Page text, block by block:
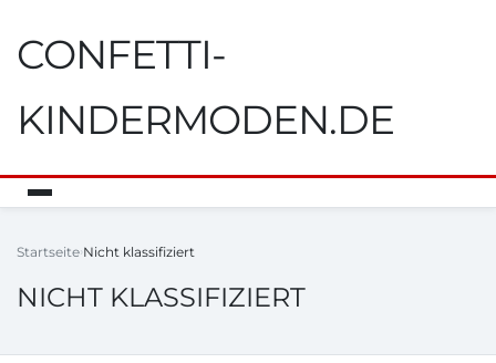
CONFETTI-
KINDERMODEN.DE
Startseite Nicht klassifiziert
NICHT KLASSIFIZIERT